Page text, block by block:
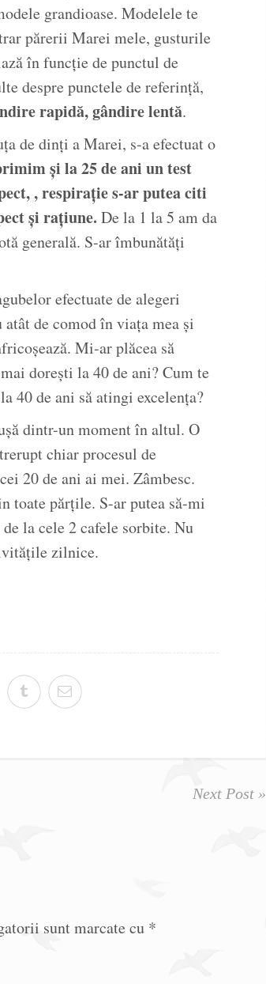
grandioase. Modelele te
părerii Marei mele, gusturile
în funcție de punctul de
despre punctele de referință,
rapidă, gândire lentă.
de dinți a Marei, s-a efectuat o
și la 25 de ani un test
, respirație s-ar putea citi
și rațiune. De la 1 la 5 am da
generală. S-ar îmbunătăți
efectuate de alegeri
de comod în viața mea și
Mi-ar plăcea să
dorești la 40 de ani? Cum te
40 de ani să atingi excelența?
dintr-un moment în altul. O
chiar procesul de
20 de ani ai mei. Zâmbesc.
toate părțile. S-ar putea să-mi
la cele 2 cafele sorbite. Nu
zilnice.
Next Post »
sunt marcate cu *